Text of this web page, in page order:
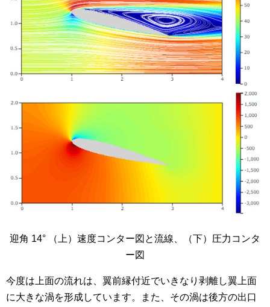
迎角 14° （上）速度コンター図と流線、（下）圧力コンタ
ー図
今度は上面の流れは、翼前縁付近でいきなり剥離し翼上面
に大きな渦を形成しています。また、その渦は後方の出口